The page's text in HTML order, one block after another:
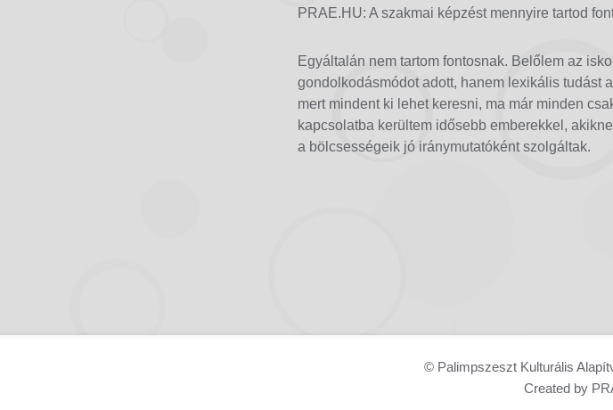
PRAE.HU: A szakmai képzést mennyire tartod
Egyáltalán nem tartom fontosnak. Belőlem az
gondolkodásmódot adott, hanem lexikális tudást
mert mindent ki lehet keresni, ma már minden
kapcsolatba kerültem idősebb emberekkel,
a bölcsességeik jó iránymutatóként szolgáltak.
© Palimpszeszt Kulturális
Created by